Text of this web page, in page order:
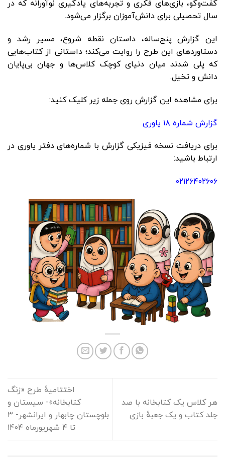
گفت‌وگو، بازی‌های فکری و تجربه‌های یادگیری نوآورانه که در
سال تحصیلی برای دانش‌آموزان برگزار می‌شود.
این گزارش پنج‌ساله، داستان نقطه شروع، مسیر رشد و
دستاوردهای این طرح را روایت می‌کند؛ داستانی از کتاب‌هایی
که پلی شدند میان دنیای کوچک کلاس‌ها و جهان بی‌پایان
دانش و تخیل.
برای مشاهده این گزارش روی جمله زیر کلیک کنید:
گزارش شماره ۱۸ یاوری
برای دریافت نسخه فیزیکی گزارش با شماره‌های دفتر یاوری در
ارتباط باشید:
۰۲۱۲۶۴۰۲۶۰۶
هر کلاس یک کتابخانه با صد
جلد کتاب و یک جعبهٔ بازی
اختتامیهٔ طرح «زنگ
کتابخانه»- سیستان و
بلوچستان چابهار و ایرانشهر- ۳
تا ۴ شهریورماه ۱۴۰۴